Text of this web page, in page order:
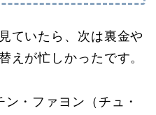
ていたら、次は裏金や
えが忙しかったです。
・ファヨン（チュ・